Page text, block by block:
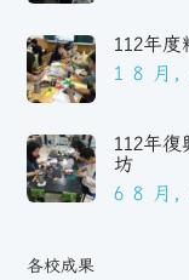
112年
1 8 月,
112年
坊
6 8 月,
各校成果